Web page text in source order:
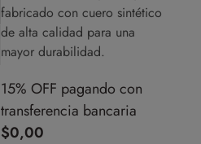
fabricado con cuero sintético
de alta calidad para una
mayor durabilidad.
15% OFF pagando con
transferencia bancaria
$0,00